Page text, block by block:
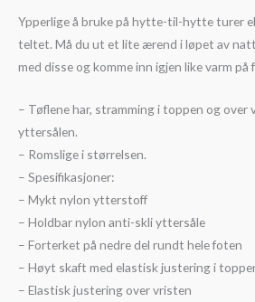
Ypperlige å bruke på hytte-til-hytte turer
teltet. Må du ut et lite ærend i løpet av
med disse og komme inn igjen like varm på
– Tøflene har, stramming i toppen og over
yttersålen.
– Romslige i størrelsen.
– Spesifikasjoner:
– Mykt nylon ytterstoff
– Holdbar nylon anti-skli yttersåle
– Forterket på nedre del rundt hele foten
– Høyt skaft med elastisk justering i
– Elastisk justering over vristen